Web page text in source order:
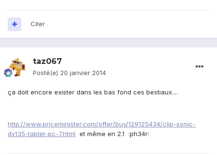
Citer
taz067
Posté(e) 20 janvier 2014
ça doit encore exister dans les bas fond ces bestiaux....
http://www.priceminister.com/offer/buy/129125434/clip-sonic-
dv135-tablet-pc-7.html et même en 2.1 :ph34r: